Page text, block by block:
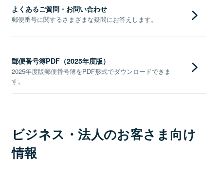
よくあるご質問・お問い合わせ
郵便番号に関するさまざまな疑問にお答えします。
郵便番号簿PDF（2025年度版）
2025年度版郵便番号簿をPDF形式でダウンロードできま
す。
ビジネス・法人のお客さま向け
情報